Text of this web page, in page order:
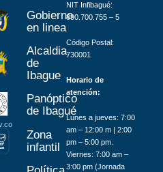
Gobierno
en linea
Alcaldia
de
Ibague
Panóptico
de Ibagué
ntil
Zona
infantil
NIT Infibagué:
890.700.755 – 5
Código Postal:
730001
Horario de
atención:
Lunes a jueves: 7:00
am – 12:00 m | 2:00
pm – 5:00 pm.
Viernes: 7:00 am –
3:00 pm (Jornada